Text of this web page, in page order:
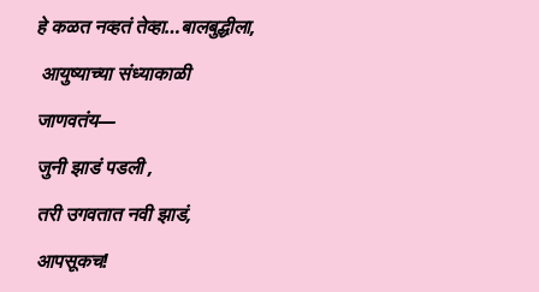
हे कळत नव्हतं तेव्हा…बालबुद्धीला,
आयुष्याच्या संध्याकाळी
जाणवतंय—
जुनी झाडं पडली ,
तरी उगवतात नवी झाडं,
आपसूकच!